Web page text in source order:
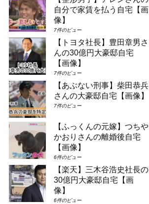
自分で家賃を払う自宅【画
像】
7件のビュー
【トヨタ社長】豊田章男さ
んの30億円大豪邸自宅
【画像】
7件のビュー
【あぶない刑事】柴田恭兵
さんの大豪邸自宅【画像】
7件のビュー
【ふっくんの元嫁】つちや
かおりさんの離婚後自宅
【画像】
6件のビュー
【楽天】三木谷浩史社長の
30億円大豪邸自宅【画
像】
6件のビュー